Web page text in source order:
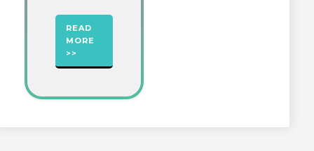
READ
MORE